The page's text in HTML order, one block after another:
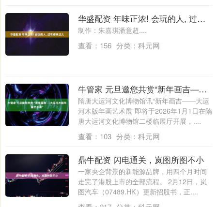
华盛配资 年味正浓! 会玩的人, 过年都来这儿
制作：朱嘉琪潘意超....
查看： 156 分类： 科元网
牛管家 元旦邀您共赏“新年画吉——大运河木版年画艺术展”
隋唐大运河文化博物馆讯“新年画吉——大运
河木版年画艺术展”即将于2026年1月1日在隋
唐大运河文化博物馆二楼临展厅开展，....
查看： 103 分类： 科元网
鼎牛配资 闪电通关，岚图所图不小
一家央企背景的新能源品牌，用四个月时间
走完了港股上市的全部流程。 2月12日，岚
图汽车（07489.HK）更新招股书，正....